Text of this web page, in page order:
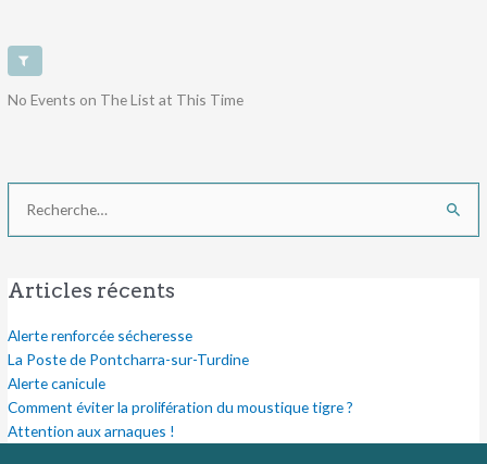
No Events on The List at This Time
Rechercher :
Articles récents
Alerte renforcée sécheresse
La Poste de Pontcharra-sur-Turdine
Alerte canicule
Comment éviter la prolifération du moustique tigre ?
Attention aux arnaques !